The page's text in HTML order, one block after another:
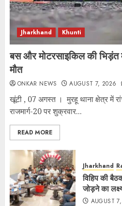
Jharkhand Khunti
बस और मोटरसाइकिल की
मौत
ONKAR NEWS AUGUST 7, 2026
खूंटी , 07 अगस्त । मुरहू थाना क्षेत्र में
राजमार्ग-20 पर शुक्रवार...
READ MORE
Jharkhand
विहिप की
जोड़ने का
AUGUST